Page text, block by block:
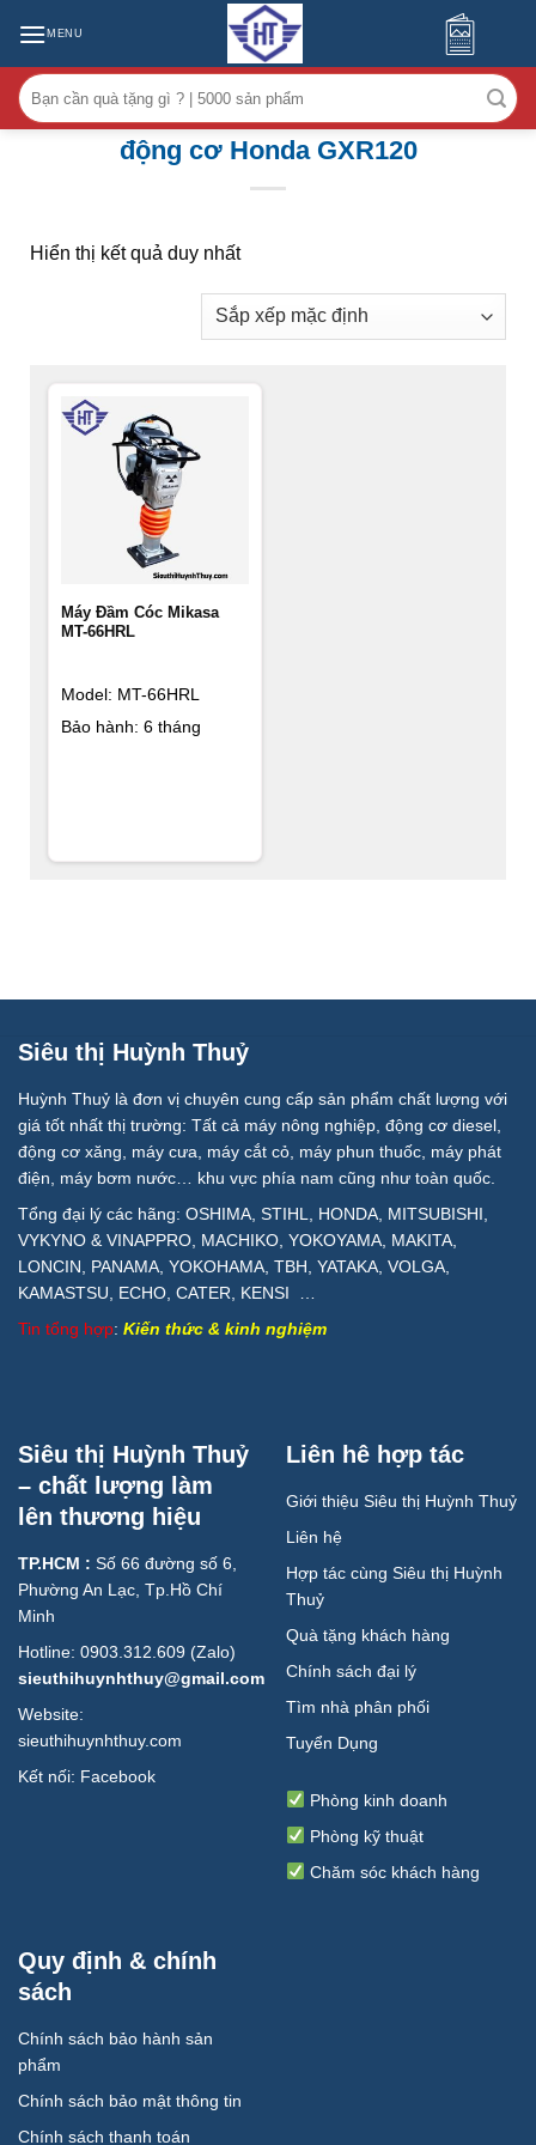
MENU
Tìm
kiếm:
động cơ Honda GXR120
Hiển thị kết quả duy nhất
Máy Đầm Cóc Mikasa
MT-66HRL
Model: MT-66HRL
Bảo hành: 6 tháng
Siêu thị Huỳnh Thuỷ
Huỳnh Thuỷ là đơn vị chuyên cung cấp sản phẩm chất lượng với
giá tốt nhất thị trường: Tất cả máy nông nghiệp, động cơ diesel,
động cơ xăng, máy cưa, máy cắt cỏ, máy phun thuốc, máy phát
điện, máy bơm nước… khu vực phía nam cũng như toàn quốc.
Tổng đại lý các hãng: OSHIMA, STIHL, HONDA, MITSUBISHI,
VYKYNO & VINAPPRO, MACHIKO, YOKOYAMA, MAKITA,
LONCIN, PANAMA, YOKOHAMA, TBH, YATAKA, VOLGA,
KAMASTSU, ECHO, CATER, KENSI …
Tin tổng hợp: Kiến thức & kinh nghiệm
Siêu thị Huỳnh Thuỷ
– chất lượng làm
lên thương hiệu
TP.HCM : Số 66 đường số 6,
Phường An Lạc, Tp.Hồ Chí
Minh
Hotline: 0903.312.609 (Zalo)
sieuthihuynhthuy@gmail.com
Website:
sieuthihuynhthuy.com
Kết nối: Facebook
Liên hê hợp tác
Giới thiệu Siêu thị Huỳnh Thuỷ
Liên hệ
Hợp tác cùng Siêu thị Huỳnh
Thuỷ
Quà tặng khách hàng
Chính sách đại lý
Tìm nhà phân phối
Tuyển Dụng
Phòng kinh doanh
Phòng kỹ thuật
Chăm sóc khách hàng
Quy định & chính
sách
Chính sách bảo hành sản
phẩm
Chính sách bảo mật thông tin
Chính sách thanh toán